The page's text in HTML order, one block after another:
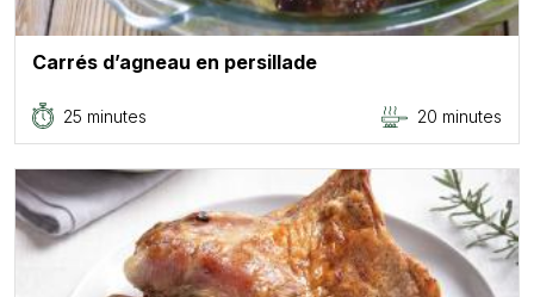
Carrés d’agneau en persillade
25 minutes 20 minutes